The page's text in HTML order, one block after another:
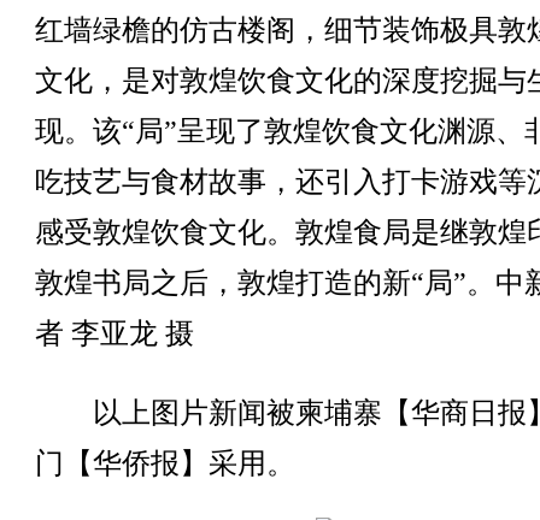
红墙绿檐的仿古楼阁，细节装饰极具敦
文化，是对敦煌饮食文化的深度挖掘与
现。该“局”呈现了敦煌饮食文化渊源、
吃技艺与食材故事，还引入打卡游戏等
感受敦煌饮食文化。敦煌食局是继敦煌
敦煌书局之后，敦煌打造的新“局”。中
者 李亚龙 摄
以上图片新闻被柬埔寨【华商日报
门【华侨报】采用。